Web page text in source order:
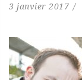
3 janvier 2017